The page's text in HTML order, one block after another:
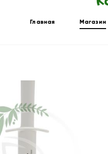
Главная Магазин